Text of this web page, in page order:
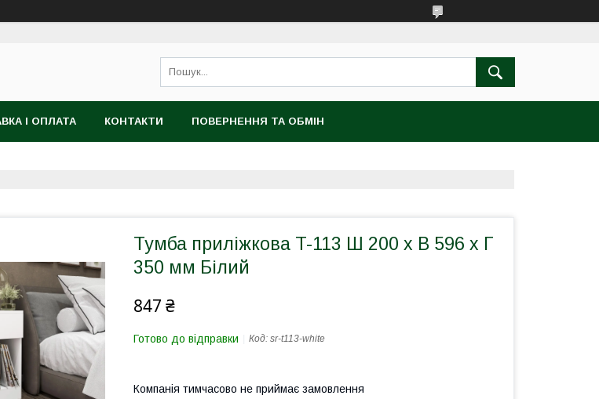
І ОПЛАТА КОНТАКТИ ПОВЕРНЕННЯ ТА ОБМІН
Тумба приліжкова T-113 Ш 200 х В 596 х Г
350 мм Білий
847 ₴
Готово до відправки Код: sr-t113-white
Компанія тимчасово не приймає замовлення